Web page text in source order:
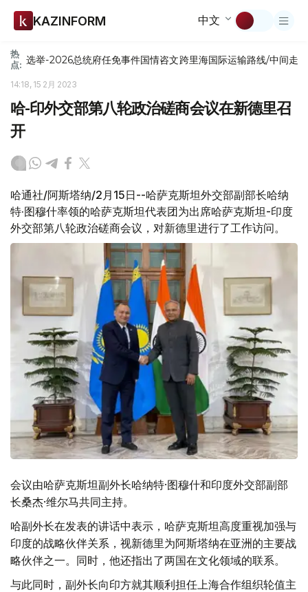
KAZINFORM 中文
热
点: 选举-2026总统府任免事件国情咨文跨里海国际运输路线/中间走廊
14:18, 15 2月 2023
哈-印外交部第八轮政治磋商会议在新德里召
开
哈通社/阿斯塔纳/2月15日--哈萨克斯坦外交部副部长哈纳
特·图穆什率领的哈萨克斯坦代表团为出席哈萨克斯坦-印度
外交部第八轮政治磋商会议，对新德里进行了工作访问。
会议由哈萨克斯坦副外长哈纳特·图穆什和印度外交部副部
长桑杰·维尔马共同主持。
哈副外长在发表的讲话中表示，哈萨克斯坦高度重视加强与
印度的战略伙伴关系，视新德里为阿斯塔纳在亚洲的主要战
略伙伴之一。同时，他还指出了两国在文化领域的联系。
与此同时，副外长向印方就其顺利担任上海合作组织轮值主